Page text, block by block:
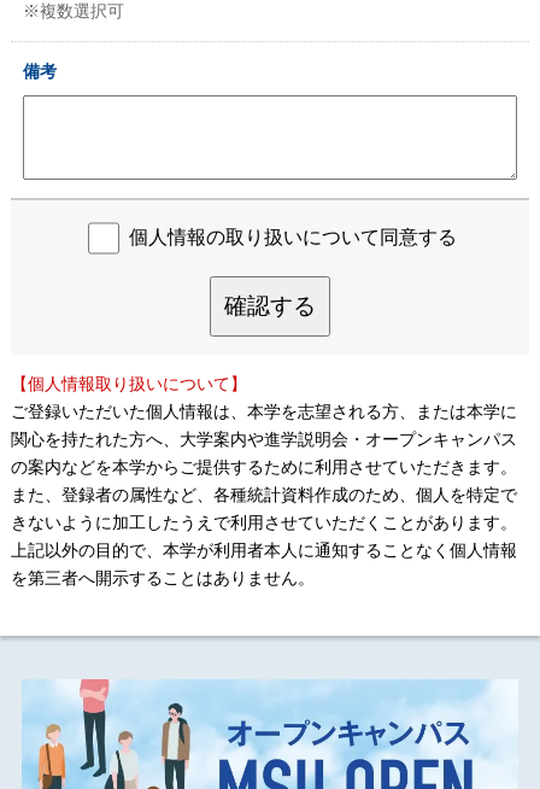
※複数選択可
備考
個人情報の取り扱いについて同意する
確認する
【個人情報取り扱いについて】
ご登録いただいた個人情報は、本学を志望される方、または本学に
関心を持たれた方へ、大学案内や進学説明会・オープンキャンパス
の案内などを本学からご提供するために利用させていただきます。
また、登録者の属性など、各種統計資料作成のため、個人を特定で
きないように加工したうえで利用させていただくことがあります。
上記以外の目的で、本学が利用者本人に通知することなく個人情報
を第三者へ開示することはありません。